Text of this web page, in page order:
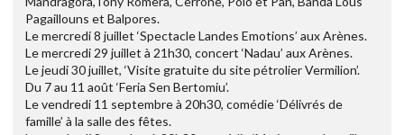
Pagaillouns et Balpores.
Le mercredi 8 juillet ‘Spectacle Landes Emotions’ aux Arènes.
Le mercredi 29 juillet à 21h30, concert ‘Nadau’ aux Arènes.
Le jeudi 30 juillet, ‘Visite gratuite du site pétrolier Vermilion’.
Du 7 au 11 août ‘Feria Sen Bertomiu’.
Le vendredi 11 septembre à 20h30, comédie ‘Délivrés de
famille’ à la salle des fêtes.